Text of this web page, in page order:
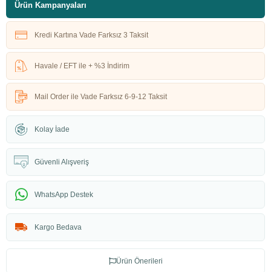
Ürün Kampanyaları
Kredi Kartına Vade Farksız 3 Taksit
Havale / EFT ile + %3 İndirim
Mail Order ile Vade Farksız 6-9-12 Taksit
Kolay İade
Güvenli Alışveriş
WhatsApp Destek
Kargo Bedava
Ürün Önerileri